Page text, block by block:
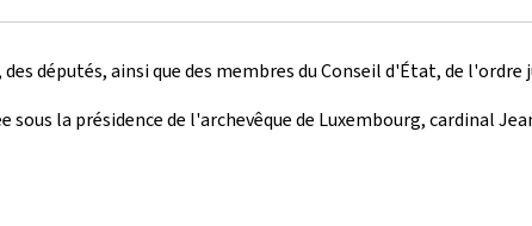
députés, ainsi que des membres du Conseil d'État, de
la présidence de l'archevêque de Luxembourg, cardinal